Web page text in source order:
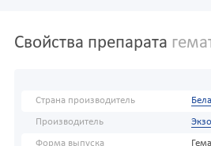
Свойства препарата
Страна производитель
Производитель
Форма выпуска